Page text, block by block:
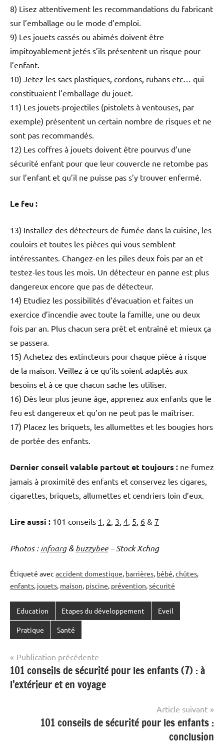
8) Lisez attentivement les recommandations du fabricant
sur l’emballage ou le mode d’emploi.
9) Les jouets cassés ou abimés doivent être
impitoyablement jetés s’ils présentent un risque pour
l’enfant.
10) Jetez les sacs plastiques, cordons, rubans etc… qui
constituaient l’emballage du jouet.
11) Les jouets-projectiles (pistolets à ventouses, par
exemple) présentent un certain nombre de risques et ne
sont pas recommandés.
12) Les coffres à jouets doivent être pourvus d’une
sécurité enfant pour que leur couvercle ne retombe pas
sur l’enfant et qu’il ne puisse pas s’y trouver enfermé.
Le feu :
13) Installez des détecteurs de fumée dans la cuisine, les
couloirs et toutes les pièces qui vous semblent
intéressantes. Changez-en les piles deux fois par an et
testez-les tous les mois. Un détecteur en panne est plus
dangereux encore que pas de détecteur.
14) Etudiez les possibilités d’évacuation et faites un
exercice d’incendie avec toute la famille, une ou deux
fois par an. Plus chacun sera prêt et entraîné et mieux ça
se passera.
15) Achetez des extincteurs pour chaque pièce à risque
de la maison. Veillez à ce qu’ils soient adaptés aux
besoins et à ce que chacun sache les utiliser.
16) Dès leur plus jeune âge, apprenez aux enfants que le
feu est dangereux et qu’on ne peut pas le maîtriser.
17) Placez les briquets, les allumettes et les bougies hors
de portée des enfants.
Dernier conseil valable partout et toujours : ne fumez
jamais à proximité des enfants et conservez les cigares,
cigarettes, briquets, allumettes et cendriers loin d’eux.
Lire aussi : 101 conseils 1 2 3 4 5 6 & 7
Photos :infoarg&buzzybee– Stock Xchng
Étiqueté avec accident domestique, barrières, bébé,chûtes,
enfants, jouets, maison, piscine, prévention,sécurité
Education Etapes du développement Eveil
Pratique Santé
Navigation
de
l’article
Publication précédente
101 conseils de sécurité pour les enfants (7) : à
l’extérieur et en voyage
Article suivant
101 conseils de sécurité pour les enfants :
conclusion